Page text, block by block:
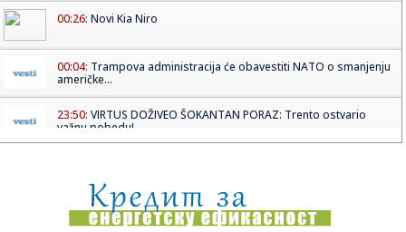
00:26: Novi Kia Niro
00:04: Trampova administracija će obavestiti NATO o smanjenju
američke...
23:50: VIRTUS DOŽIVEO ŠOKANTAN PORAZ: Trento ostvario
važnu pobedu!
23:39:Raste proizvodnja vozila u Kragujevcu, u junu vikend smene
i nova...